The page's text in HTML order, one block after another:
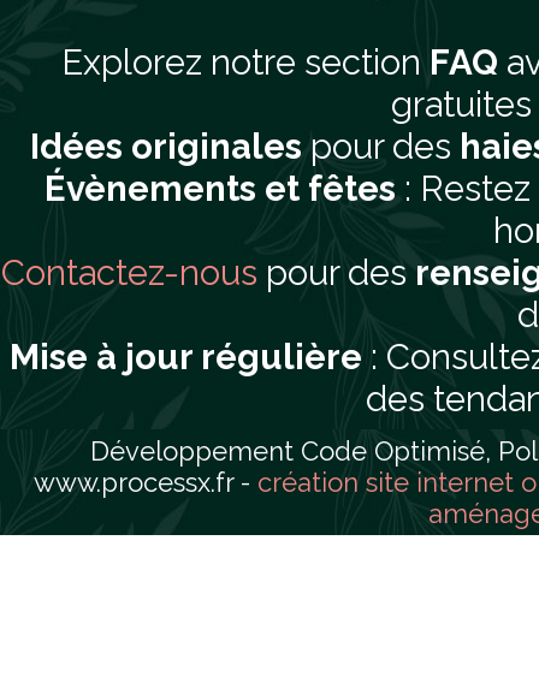
Explorez notre section FAQ
gratuites
Idées originales pour des
Évènements et fêtes :
Contactez-nous pour des
Mise à jour régulière :
des
Développement Code Optimisé,
www.processx.fr - création site internet